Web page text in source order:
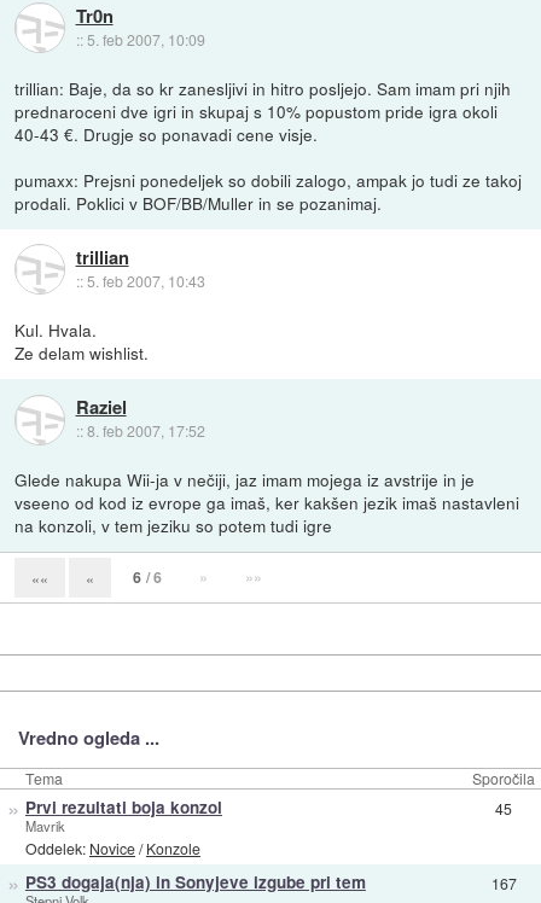
Tr0n
:: 5. feb 2007, 10:09
trillian: Baje, da so kr zanesljivi in hitro posljejo. Sam imam pri njih
prednaroceni dve igri in skupaj s 10% popustom pride igra okoli
40-43 €. Drugje so ponavadi cene visje.
pumaxx: Prejsni ponedeljek so dobili zalogo, ampak jo tudi ze takoj
prodali. Poklici v BOF/BB/Muller in se pozanimaj.
trillian
::5. feb 2007, 10:43
Kul. Hvala.
Ze delam wishlist.
Raziel
::8. feb 2007, 17:52
Glede nakupa Wii-ja v nečiji, jaz imam mojega iz avstrije in je
vseeno od kod iz evrope ga imaš, ker kakšen jezik imaš nastavleni
na konzoli, v tem jeziku so potem tudi igre
«« « 6 / 6 » »»
Vredno ogleda ...
Tema Sporočila
» Prvi rezultati boja konzol
Mavrik
Oddelek: Novice/Konzole
45
» PS3 dogaja(nja) in Sonyjeve izgube pri tem 167